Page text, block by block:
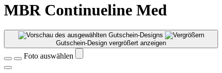
MBR Continueline Med
Gutschein-Design vergrößert anzeigen
Foto auswählen